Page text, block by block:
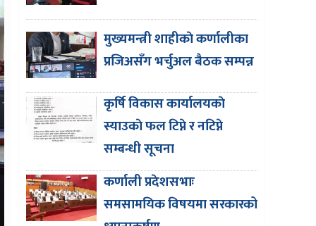
मुख्यमन्त्री शाहीकाे कर्णालीका
प्रजिअसँग भर्चुअल बैठक सम्पन्न
कृर्षि विकास कार्यालयकाे
स्याउकाे फल टिप्ने र नटिप्ने
सम्बन्धी सूचना
कर्णाली प्रदेशसभाः
समसामयिक विषयमा सरकारको